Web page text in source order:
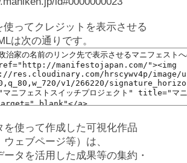
使ってクレジットを表示させる
は次の通りです。
を使って作成した可視化作品
ウェブページ等）は、
ータを活用した成果等の集約・